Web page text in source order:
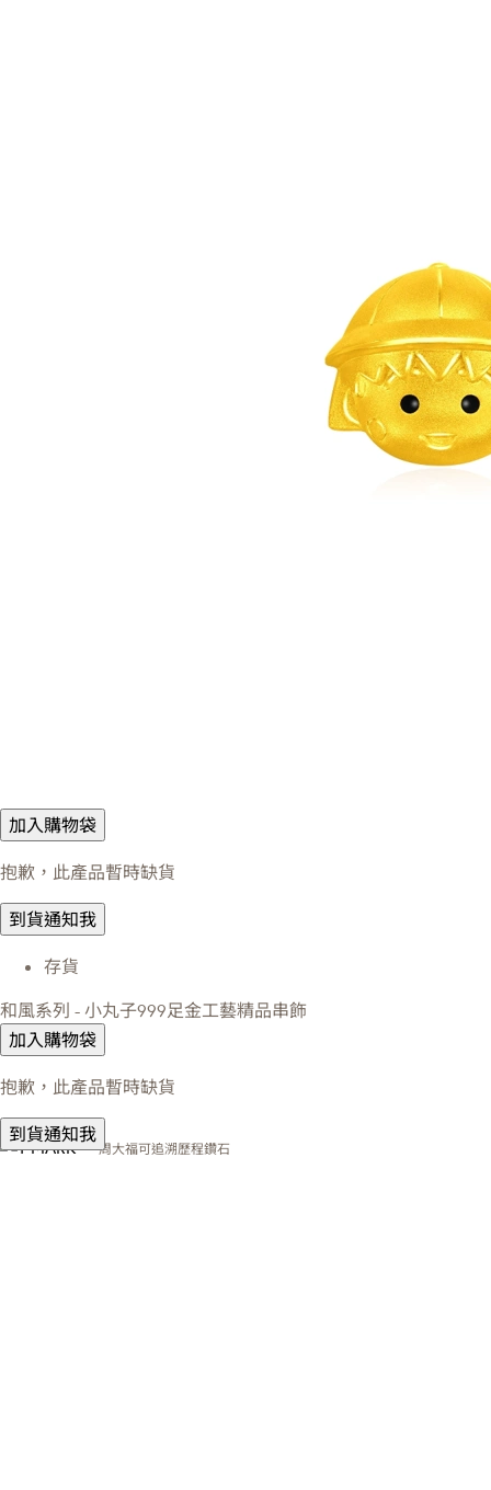
加入購物袋
抱歉，此產品暫時缺貨
到貨通知我
存貨
和風系列 - 小丸子999足金工藝精品串飾
加入購物袋
抱歉，此產品暫時缺貨
到貨通知我
周大福可追溯歷程鑽石